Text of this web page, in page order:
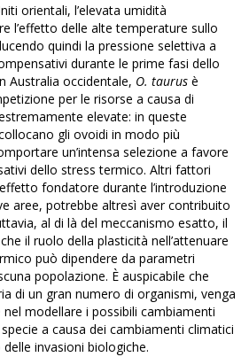
orientali, l’elevata umidità
l’effetto delle alte temperature sullo
quindi la pressione selettiva a
durante le prime fasi dello
Australia occidentale, O. taurus è
per le risorse a causa di
elevate: in queste
gli ovoidi in modo più
un’intensa selezione a favore
dello stress termico. Altri fattori
fondatore durante l’introduzione
aree, potrebbe altresì aver contribuito
al di là del meccanismo esatto, il
il ruolo della plasticità nell’attenuare
può dipendere da parametri
popolazione. È auspicabile che
di un gran numero di organismi, venga
modellare i possibili cambiamenti
a causa dei cambiamenti climatici
invasioni biologiche.